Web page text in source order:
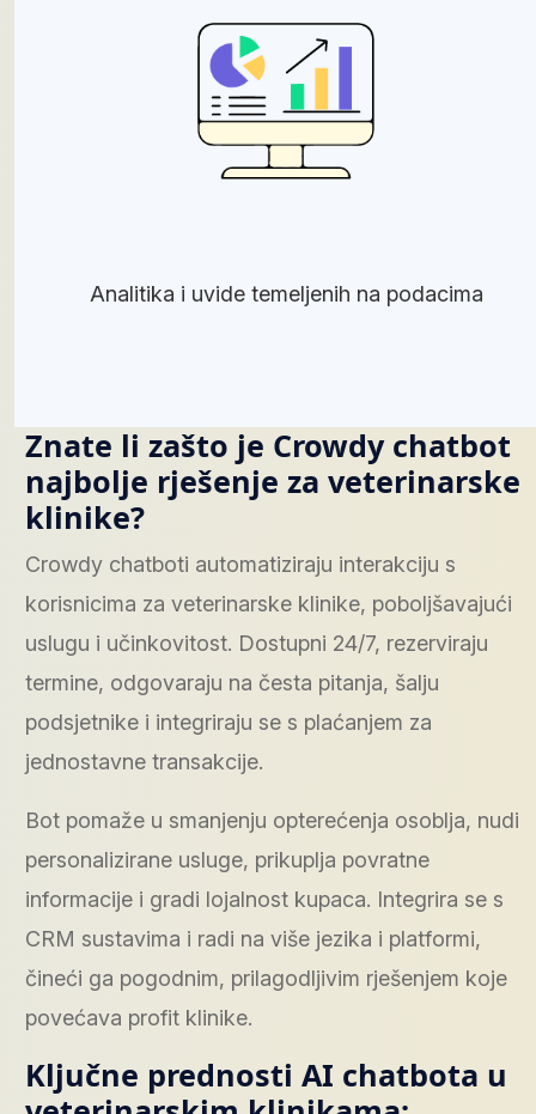
Analitika i uvide temeljenih na podacima
Znate li zašto je Crowdy chatbot
najbolje rješenje za veterinarske
klinike?
Crowdy chatboti automatiziraju interakciju s
korisnicima za veterinarske klinike, poboljšavajući
uslugu i učinkovitost. Dostupni 24/7, rezerviraju
termine, odgovaraju na česta pitanja, šalju
podsjetnike i integriraju se s plaćanjem za
jednostavne transakcije.
Bot pomaže u smanjenju opterećenja osoblja, nudi
personalizirane usluge, prikuplja povratne
informacije i gradi lojalnost kupaca. Integrira se s
CRM sustavima i radi na više jezika i platformi,
čineći ga pogodnim, prilagodljivim rješenjem koje
povećava profit klinike.
Ključne prednosti AI chatbota u